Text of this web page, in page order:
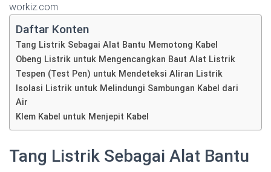
workiz.com
Daftar Konten
Tang Listrik Sebagai Alat Bantu Memotong Kabel
Obeng Listrik untuk Mengencangkan Baut Alat Listrik
Tespen (Test Pen) untuk Mendeteksi Aliran Listrik
Isolasi Listrik untuk Melindungi Sambungan Kabel dari
Air
Klem Kabel untuk Menjepit Kabel
Tang Listrik Sebagai Alat Bantu